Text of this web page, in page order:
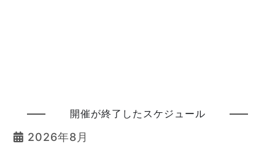
開催が終了したスケジュール
2026年8月